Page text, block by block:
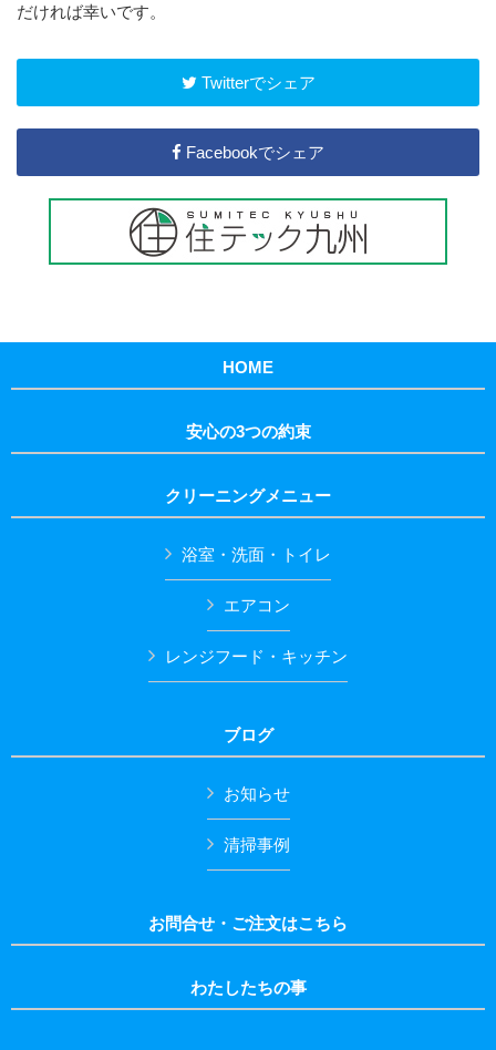
だければ幸いです。
Twitterでシェア
Facebookでシェア
HOME
安心の3つの約束
クリーニングメニュー
浴室・洗面・トイレ
エアコン
レンジフード・キッチン
ブログ
お知らせ
清掃事例
お問合せ・ご注文はこちら
わたしたちの事